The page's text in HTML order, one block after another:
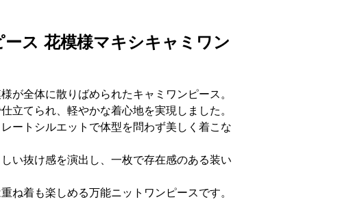
ス 花模様マキシキャミワン
が全体に散りばめられたキャミワンピース。
立てられ、軽やかな着心地を実現しました。
ートシルエットで体型を問わず美しく着こな
い抜け感を演出し、一枚で存在感のある装い
ね着も楽しめる万能ニットワンピースです。